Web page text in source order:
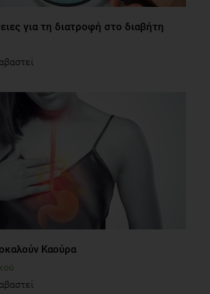
για τη διατροφή στο διαβήτη
Καούρα